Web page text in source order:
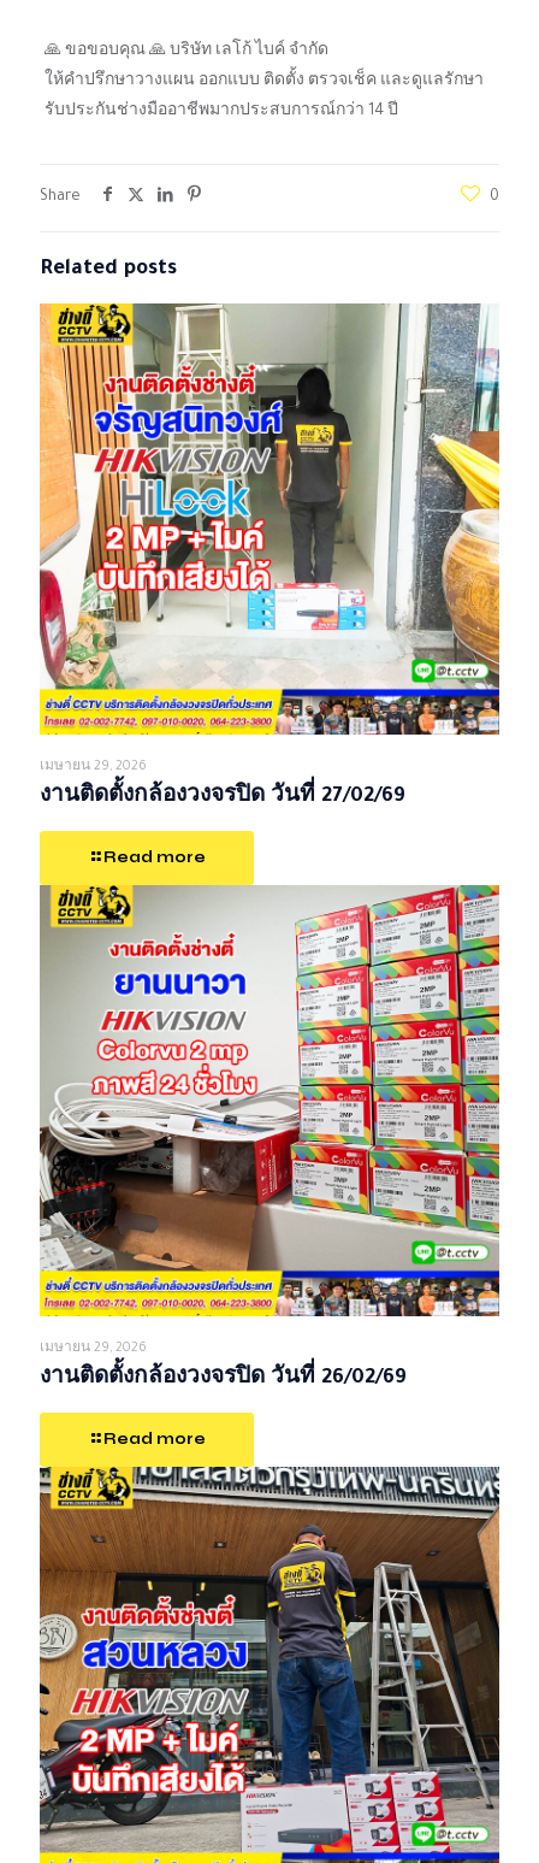
🙏 ขอขอบคุณ 🙏 บริษัท เลโก้ ไบค์ จํากัด
ให้คำปรึกษาวางแผน ออกแบบ ติดตั้ง ตรวจเช็ค และดูแลรักษา
รับประกันช่างมืออาชีพมากประสบการณ์กว่า 14 ปี
Share 0
Related posts
เมษายน 29, 2026
งานติดตั้งกล้องวงจรปิด วันที่ 27/02/69
Read more
เมษายน 29, 2026
งานติดตั้งกล้องวงจรปิด วันที่ 26/02/69
Read more